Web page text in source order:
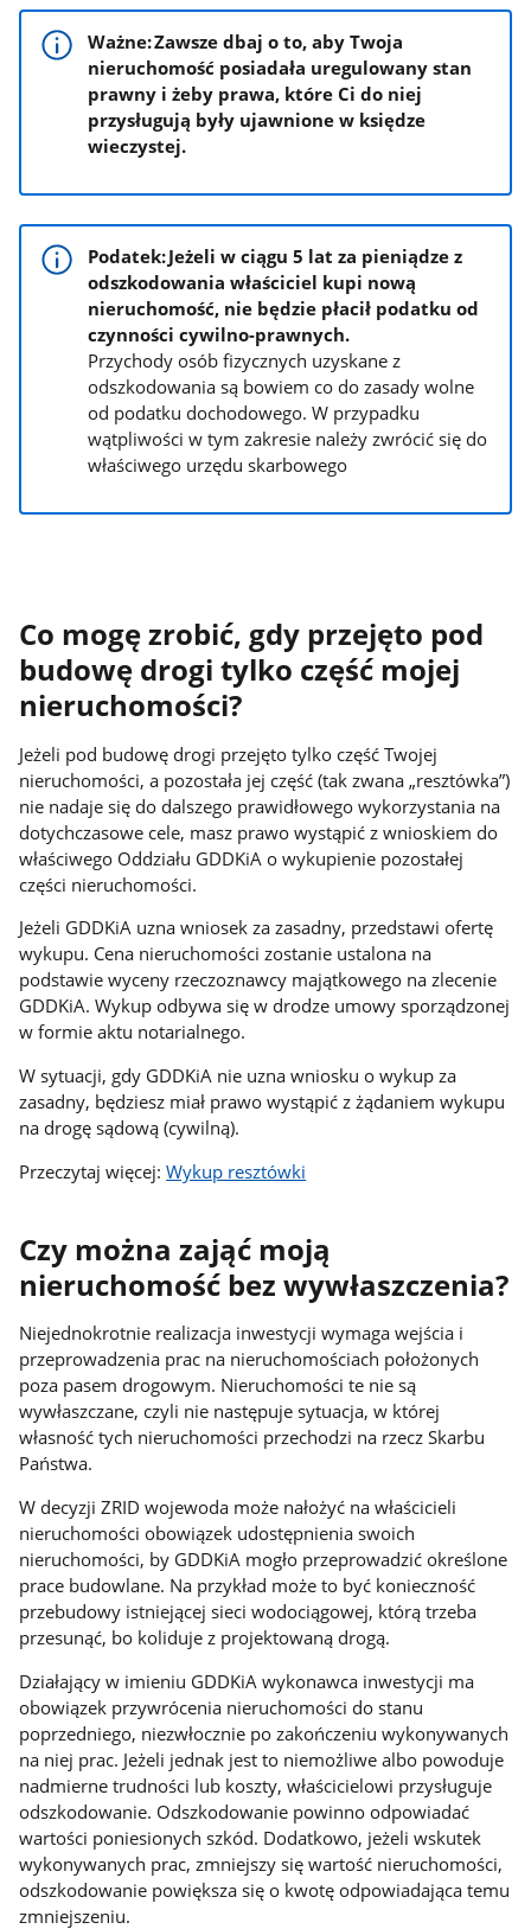
Ważne: Zawsze dbaj o to, aby Twoja
nieruchomość posiadała uregulowany stan
prawny i żeby prawa, które Ci do niej
przysługują były ujawnione w księdze
wieczystej.
Podatek: Jeżeli w ciągu 5 lat za pieniądze z
odszkodowania właściciel kupi nową
nieruchomość, nie będzie płacił podatku od
czynności cywilno-prawnych.
Przychody osób fizycznych uzyskane z
odszkodowania są bowiem co do zasady wolne
od podatku dochodowego. W przypadku
wątpliwości w tym zakresie należy zwrócić się do
właściwego urzędu skarbowego
Co mogę zrobić, gdy przejęto pod
budowę drogi tylko część mojej
nieruchomości?
Jeżeli pod budowę drogi przejęto tylko część Twojej
nieruchomości, a pozostała jej część (tak zwana „resztówka”)
nie nadaje się do dalszego prawidłowego wykorzystania na
dotychczasowe cele, masz prawo wystąpić z wnioskiem do
właściwego Oddziału GDDKiA o wykupienie pozostałej
części nieruchomości.
Jeżeli GDDKiA uzna wniosek za zasadny, przedstawi ofertę
wykupu. Cena nieruchomości zostanie ustalona na
podstawie wyceny rzeczoznawcy majątkowego na zlecenie
GDDKiA. Wykup odbywa się w drodze umowy sporządzonej
w formie aktu notarialnego.
W sytuacji, gdy GDDKiA nie uzna wniosku o wykup za
zasadny, będziesz miał prawo wystąpić z żądaniem wykupu
na drogę sądową (cywilną).
Przeczytaj więcej:Wykup resztówki
Czy można zająć moją
nieruchomość bez wywłaszczenia?
Niejednokrotnie realizacja inwestycji wymaga wejścia i
przeprowadzenia prac na nieruchomościach położonych
poza pasem drogowym. Nieruchomości te nie są
wywłaszczane, czyli nie następuje sytuacja, w której
własność tych nieruchomości przechodzi na rzecz Skarbu
Państwa.
W decyzji ZRID wojewoda może nałożyć na właścicieli
nieruchomości obowiązek udostępnienia swoich
nieruchomości, by GDDKiA mogło przeprowadzić określone
prace budowlane. Na przykład może to być konieczność
przebudowy istniejącej sieci wodociągowej, którą trzeba
przesunąć, bo koliduje z projektowaną drogą.
Działający w imieniu GDDKiA wykonawca inwestycji ma
obowiązek przywrócenia nieruchomości do stanu
poprzedniego, niezwłocznie po zakończeniu wykonywanych
na niej prac. Jeżeli jednak jest to niemożliwe albo powoduje
nadmierne trudności lub koszty, właścicielowi przysługuje
odszkodowanie. Odszkodowanie powinno odpowiadać
wartości poniesionych szkód. Dodatkowo, jeżeli wskutek
wykonywanych prac, zmniejszy się wartość nieruchomości,
odszkodowanie powiększa się o kwotę odpowiadająca temu
zmniejszeniu.